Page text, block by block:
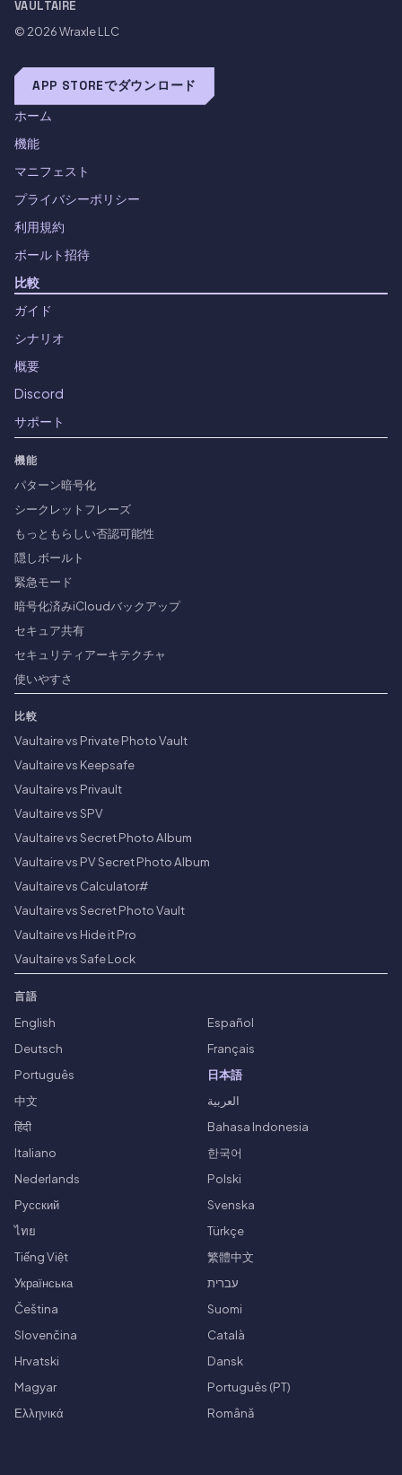
VAULTAIRE
© 2026Wraxle LLC
APP STOREでダウンロード
ホーム
機能
マニフェスト
プライバシーポリシー
利用規約
ボールト招待
比較
ガイド
シナリオ
概要
Discord
サポート
機能
パターン暗号化
シークレットフレーズ
もっともらしい否認可能性
隠しボールト
緊急モード
暗号化済みiCloudバックアップ
セキュア共有
セキュリティアーキテクチャ
使いやすさ
比較
Vaultaire vs Private Photo Vault
Vaultaire vs Keepsafe
Vaultaire vs Privault
Vaultaire vs SPV
Vaultaire vs Secret Photo Album
Vaultaire vs PV Secret Photo Album
Vaultaire vs Calculator#
Vaultaire vs Secret Photo Vault
Vaultaire vs Hide it Pro
Vaultaire vs Safe Lock
言語
English
Español
Deutsch
Français
Português
日本語
中文
العربية
हिंदी
Bahasa Indonesia
Italiano
한국어
Nederlands
Polski
Русский
Svenska
ไทย
Türkçe
Tiếng Việt
繁體中文
Українська
עברית
Čeština
Suomi
Slovenčina
Català
Hrvatski
Dansk
Magyar
Português (PT)
Ελληνικά
Română